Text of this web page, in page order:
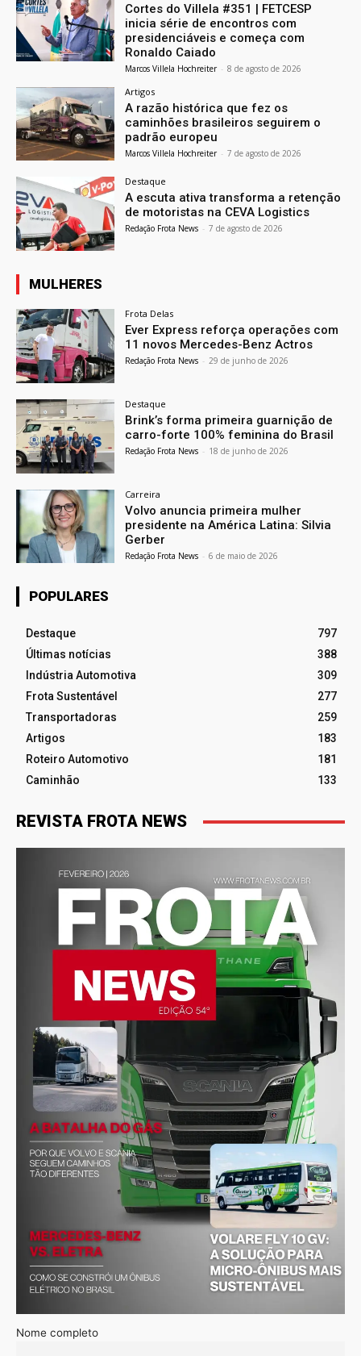
Cortes do Villela #351 | FETCESP
inicia série de encontros com
presidenciáveis e começa com
Ronaldo Caiado
Marcos Villela Hochreiter - 8 de agosto de 2026
Artigos
A razão histórica que fez os
caminhões brasileiros seguirem o
padrão europeu
Marcos Villela Hochreiter - 7 de agosto de 2026
Destaque
A escuta ativa transforma a retenção
de motoristas na CEVA Logistics
Redação Frota News - 7 de agosto de 2026
MULHERES
Frota Delas
Ever Express reforça operações com
11 novos Mercedes-Benz Actros
Redação Frota News - 29 de junho de 2026
Destaque
Brink’s forma primeira guarnição de
carro-forte 100% feminina do Brasil
Redação Frota News - 18 de junho de 2026
Carreira
Volvo anuncia primeira mulher
presidente na América Latina: Silvia
Gerber
Redação Frota News - 6 de maio de 2026
POPULARES
Destaque
797
Últimas notícias
388
Indústria Automotiva
309
Frota Sustentável
277
Transportadoras
259
Artigos
183
Roteiro Automotivo
181
Caminhão
133
REVISTA FROTA NEWS
Nome completo